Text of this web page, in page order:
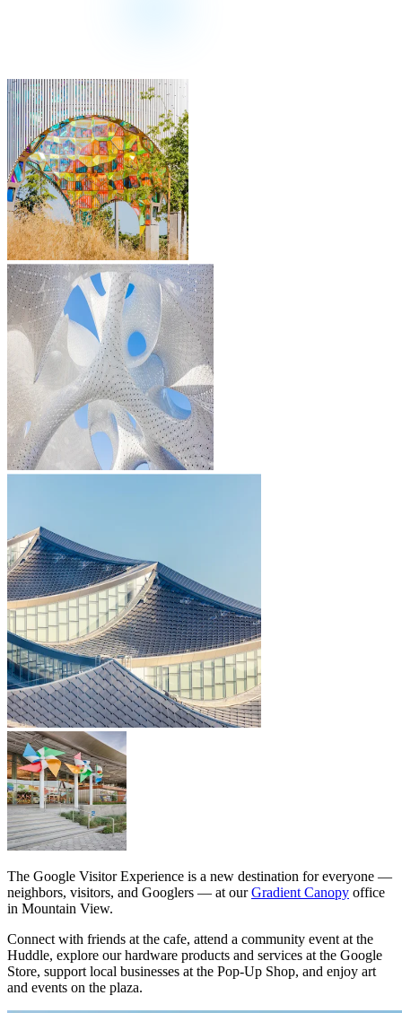
The Google Visitor Experience is a new destination for everyone —
neighbors, visitors, and Googlers — at ourGradient Canopy office
in Mountain View.
Connect with friends at the cafe, attend a community event at the
Huddle, explore our hardware products and services at the Google
Store, support local businesses at the Pop-Up Shop, and enjoy art
and events on the plaza.